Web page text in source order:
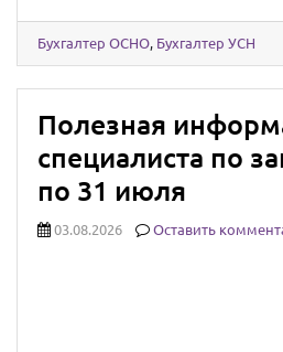
Бухгалтер ОСНО, Бухгалтер УСН
Полезная
специалиста по
по 31 июля
03.08.2026 Оставить